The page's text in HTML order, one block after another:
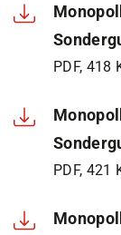
PDF, 418
PDF, 421